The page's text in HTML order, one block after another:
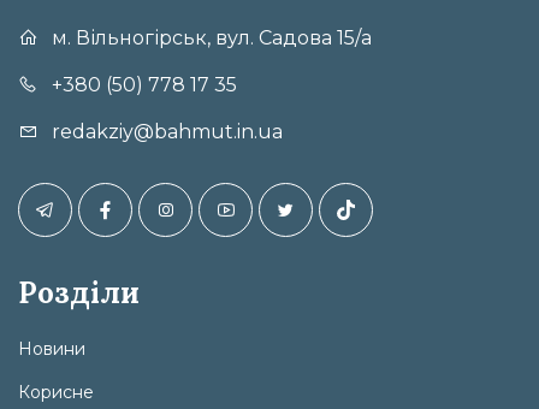
м. Вільногірськ, вул. Садова 15/а
+380 (50) 778 17 35
redakziy@bahmut.in.ua
Розділи
Новини
Корисне